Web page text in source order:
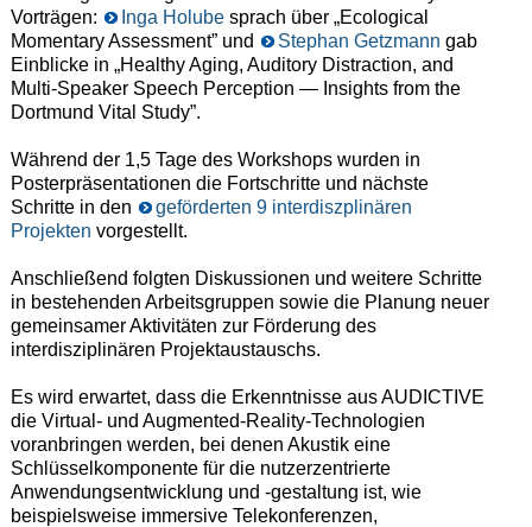
Vorträgen:
Inga Holubesprach über „Ecological
Momentary Assessment” und
Stephan Getzmann gab
Einblicke in „Healthy Aging, Auditory Distraction, and
Multi-Speaker Speech Perception — Insights from the
Dortmund Vital Study”.
Während der 1,5 Tage des Workshops wurden in
Posterpräsentationen die Fortschritte und nächste
Schritte in den
geförderten 9 interdiszplinären
Projekten vorgestellt.
Anschließend folgten Diskussionen und weitere Schritte
in bestehenden Arbeitsgruppen sowie die Planung neuer
gemeinsamer Aktivitäten zur Förderung des
interdisziplinären Projektaustauschs.
Es wird erwartet, dass die Erkenntnisse aus AUDICTIVE
die Virtual- und Augmented-Reality-Technologien
voranbringen werden, bei denen Akustik eine
Schlüsselkomponente für die nutzerzentrierte
Anwendungsentwicklung und -gestaltung ist, wie
beispielsweise immersive Telekonferenzen,